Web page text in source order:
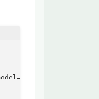
4o-mini')